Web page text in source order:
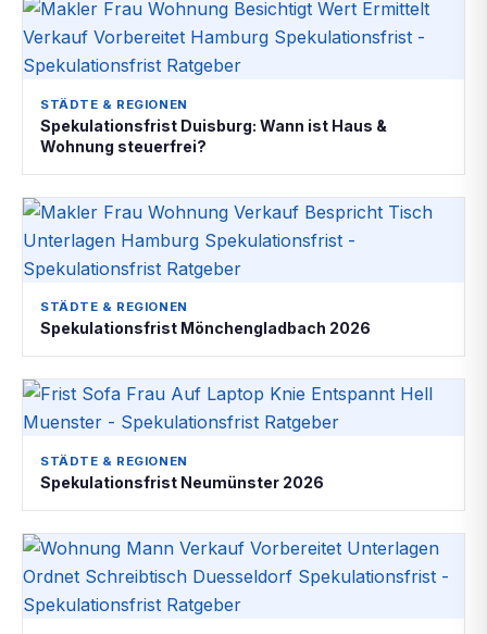
STÄDTE & REGIONEN
Spekulationsfrist Duisburg: Wann ist Haus &
Wohnung steuerfrei?
STÄDTE & REGIONEN
Spekulationsfrist Mönchengladbach 2026
STÄDTE & REGIONEN
Spekulationsfrist Neumünster 2026